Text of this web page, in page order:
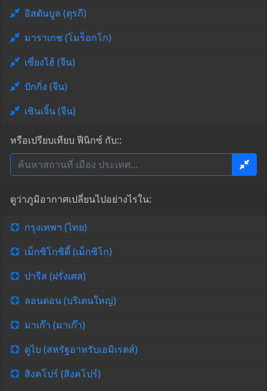
อิสตันบูล (ตุรกี)
มาราเกช (โมร็อกโก)
เซี่ยงไฮ้ (จีน)
ปักกิ่ง (จีน)
เซินเจิ้น (จีน)
หรือเปรียบเทียบ ฟีนิกซ์ กับ::
ดูว่าภูมิอากาศเปลี่ยนไปอย่างไรใน:
กรุงเทพฯ (ไทย)
เม็กซิโกซิตี้ (เม็กซิโก)
ปารีส (ฝรั่งเศส)
ลอนดอน (บริเตนใหญ่)
มาเก๊า (มาเก๊า)
ดูไบ (สหรัฐอาหรับเอมิเรตส์)
สิงคโปร์ (สิงคโปร์)